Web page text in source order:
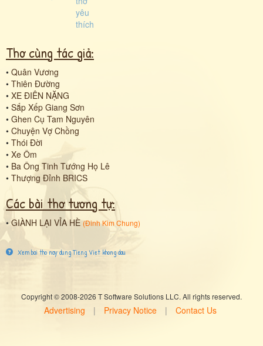
Thơ cùng tác giả:
• Quân Vương
• Thiên Đường
• XE ĐIÊN NẶNG
• Sắp Xếp Giang Sơn
• Ghen Cụ Tam Nguyên
• Chuyện Vợ Chồng
• Thói Đời
• Xe Ôm
• Ba Ông Tinh Tướng Họ Lê
• Thượng Đỉnh BRICS
Các bài thơ tương tự:
•GIÀNH LẠI VỈA HÈ (Đinh Kim Chung)
Xem bai tho nay dung Tieng Viet khong dau
Copyright © 2008-2026 T Software Solutions LLC. All rights reserved.
Advertising | Privacy Notice | Contact Us